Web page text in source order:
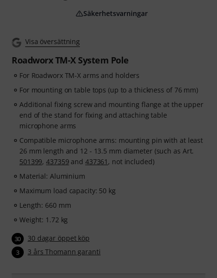
Visa översättning
Roadworx TM-X System Pole
For Roadworx TM-X arms and holders
For mounting on table tops (up to a thickness of 76 mm)
Additional fixing screw and mounting flange at the upper
end of the stand for fixing and attaching table
microphone arms
Compatible microphone arms: mounting pin with at least
26 mm length and 12 - 13.5 mm diameter (such as Art.
501399,437359 and 437361 , not included)
Material: Aluminium
Maximum load capacity: 50 kg
Length: 660 mm
Weight: 1.72 kg
30 30 dagar öppet köp
3 3 års Thomann garanti
Säkerhetsvarningar